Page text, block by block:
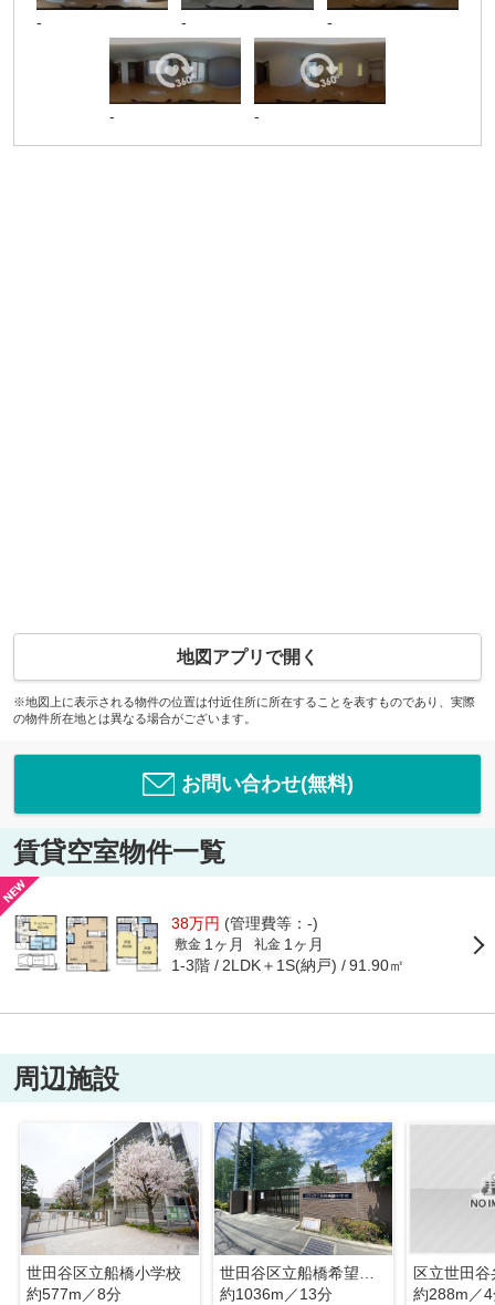
- - -
- -
地図アプリで開く
※地図上に表示される物件の位置は付近住所に所在することを表すものであり、実際
の物件所在地とは異なる場合がございます。
お問い合わせ(無料)
賃貸空室物件一覧
38万円 (管理費等：-)
敷金 1ヶ月 礼金 1ヶ月
1-3階 2LDK＋1S(納戸) 91.90㎡
周辺施設
世田谷区立船橋小学校
約577m／8分
約1036m／13分
区立世田
約288m／